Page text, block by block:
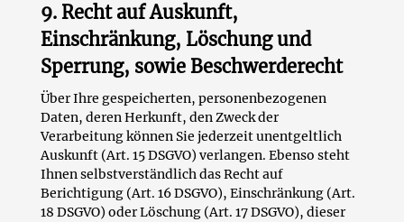
9. Recht auf Auskunft,
Einschränkung, Löschung und
Sperrung, sowie Beschwerderecht
Über Ihre gespeicherten, personenbezogenen
Daten, deren Herkunft, den Zweck der
Verarbeitung können Sie jederzeit unentgeltlich
Auskunft (Art. 15 DSGVO) verlangen. Ebenso steht
Ihnen selbstverständlich das Recht auf
Berichtigung (Art. 16 DSGVO), Einschränkung (Art.
18 DSGVO) oder Löschung (Art. 17 DSGVO), dieser